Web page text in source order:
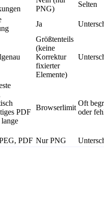
PNG)
Selten
Ja
Größtenteils
(keine
Korrektur
fixierter
Elemente)
PDF
Browserlimit
Oft
oder
PDF Nur PNG